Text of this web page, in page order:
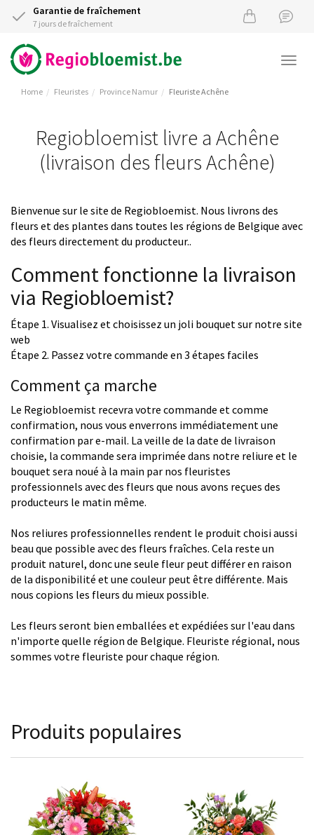
Garantie de fraîchement
7 jours de fraîchement
Home Fleuristes Province Namur Fleuriste Achêne
Regiobloemist livre a Achêne
(livraison des fleurs Achêne)
Bienvenue sur le site de Regiobloemist. Nous livrons des
fleurs et des plantes dans toutes les régions de Belgique avec
des fleurs directement du producteur..
Comment fonctionne la livraison
via Regiobloemist?
Étape 1. Visualisez et choisissez un joli bouquet sur notre site
web
Étape 2. Passez votre commande en 3 étapes faciles
Comment ça marche
Le Regiobloemist recevra votre commande et comme
confirmation, nous vous enverrons immédiatement une
confirmation par e-mail. La veille de la date de livraison
choisie, la commande sera imprimée dans notre reliure et le
bouquet sera noué à la main par nos fleuristes
professionnels avec des fleurs que nous avons reçues des
producteurs le matin même.
Nos reliures professionnelles rendent le produit choisi aussi
beau que possible avec des fleurs fraîches. Cela reste un
produit naturel, donc une seule fleur peut différer en raison
de la disponibilité et une couleur peut être différente. Mais
nous copions les fleurs du mieux possible.
Les fleurs seront bien emballées et expédiées sur l'eau dans
n'importe quelle région de Belgique. Fleuriste régional, nous
sommes votre fleuriste pour chaque région.
Produits populaires